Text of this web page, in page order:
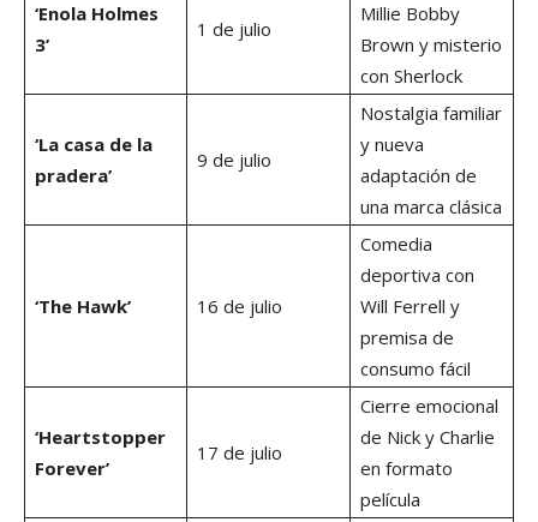
‘Enola Holmes
3’
1 de julio
Millie Bobby
Brown y misterio
con Sherlock
‘La casa de la
pradera’
9 de julio
Nostalgia familiar
y nueva
adaptación de
una marca clásica
‘The Hawk’ 16 de julio
Comedia
deportiva con
Will Ferrell y
premisa de
consumo fácil
‘Heartstopper
Forever’
17 de julio
Cierre emocional
de Nick y Charlie
en formato
película